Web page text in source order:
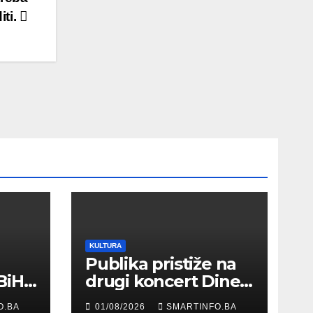
KULTURA
Publika pristiže na
drugi koncert Dine
Merlina na Koševu
01/08/2026 SMARTINFO.BA